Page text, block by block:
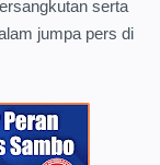
serta
jumpa pers di